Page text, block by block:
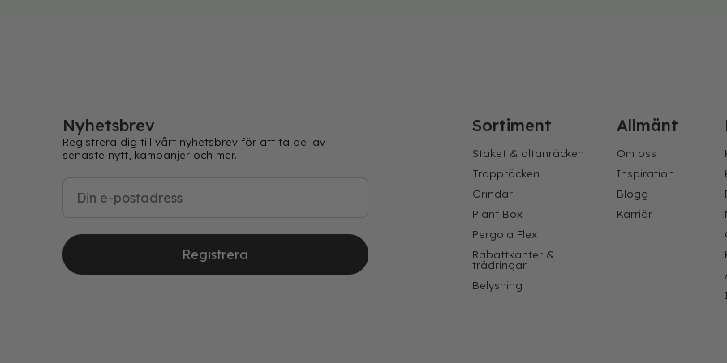
Nyhetsbrev
Registrera dig till vårt nyhetsbrev för att ta del av
senaste nytt, kampanjer och mer.
Registrera
Sortiment
Staket & altanräcken
Trappräcken
Grindar
Plant Box
Pergola Flex
Rabattkanter &
trädringar
Belysning
Allmänt
Om oss
Inspiration
Blogg
Karriär